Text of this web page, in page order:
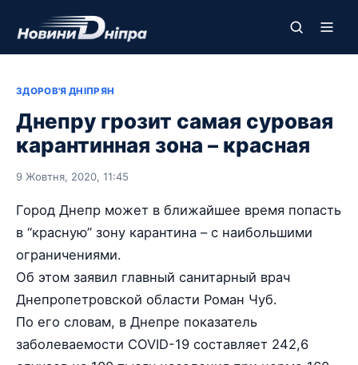
ЗДОРОВ'Я ДНІПРЯН
Днепру грозит самая суровая
карантинная зона – красная
9 Жовтня, 2020, 11:45
Город Днепр может в ближайшее время попасть
в “красную” зону карантина – с наибольшими
ограничениями.
Об этом заявил главный санитарный врач
Днепропетровской области Роман Чуб.
По его словам, в Днепре показатель
заболеваемости СOVID-19 составляет 242,6